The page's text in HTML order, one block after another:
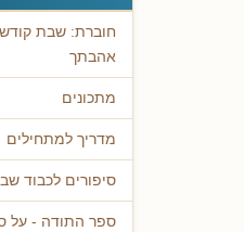
חוברת: שבת
אהבתך
מתכונים
מדריך למתחילים
סיפורים לכבוד
ספר התודה - על